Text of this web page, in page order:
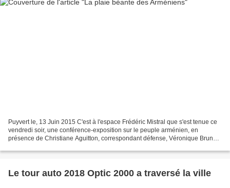
Puyvert le, 13 Juin 2015 C'est à l'espace Frédéric Mistral que s'est tenue ce
vendredi soir, une conférence-exposition sur le peuple arménien, en
présence de Christiane Aguitton, correspondant défense, Véronique Bruna-
Le tour auto 2018 Optic 2000 a traversé la ville